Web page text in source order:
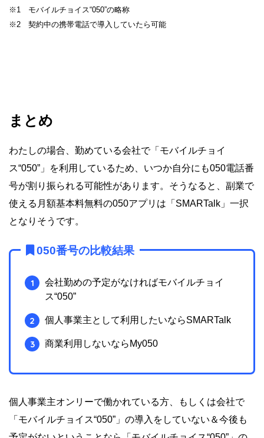
※1 モバイルチョイス“050”の略称
※2 契約中の携帯電話で導入していたら可能
まとめ
わたしの場合、勤めている会社で「モバイルチョイ
ス“050”」を利用しているため、いつか自分にも050電話番
号が割り振られる可能性があります。そうなると、副業で
使える月額基本料無料の050アプリは「SMARTalk」一択
となりそうです。
050番号の比較結果
会社勤めの予定がなければモバイルチョイ
ス“050”
個人事業主として利用したいならSMARTalk
商業利用しないならMy050
個人事業主オンリーで働かれている方、もしくは会社で
「モバイルチョイス“050”」の導入をしていない＆今後も